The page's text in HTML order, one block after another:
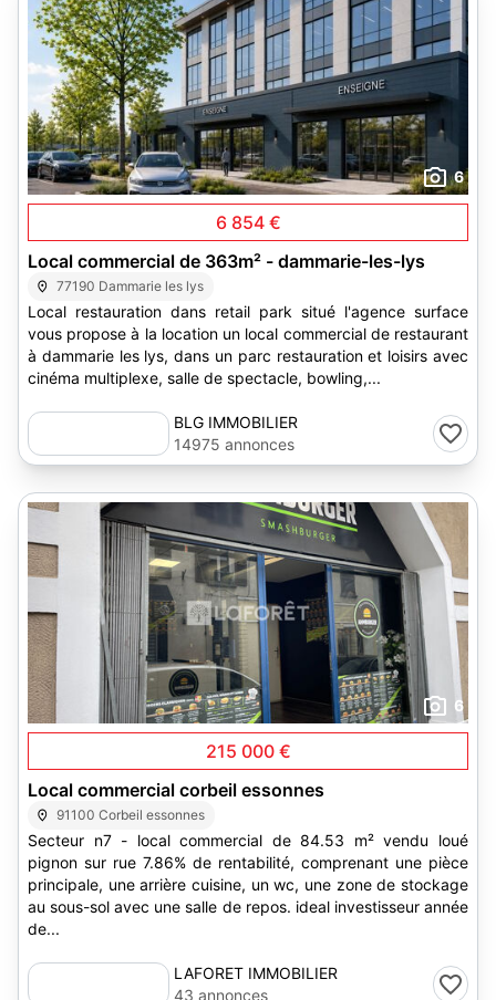
6
6 854 €
Local commercial de 363m² - dammarie-les-lys
77190 Dammarie les lys
Local restauration dans retail park situé l'agence surface
vous propose à la location un local commercial de restaurant
à dammarie les lys, dans un parc restauration et loisirs avec
cinéma multiplexe, salle de spectacle, bowling,...
BLG IMMOBILIER
14975 annonces
6
215 000 €
Local commercial corbeil essonnes
91100 Corbeil essonnes
Secteur n7 - local commercial de 84.53 m² vendu loué
pignon sur rue 7.86% de rentabilité, comprenant une pièce
principale, une arrière cuisine, un wc, une zone de stockage
au sous-sol avec une salle de repos. ideal investisseur année
de...
LAFORET IMMOBILIER
43 annonces